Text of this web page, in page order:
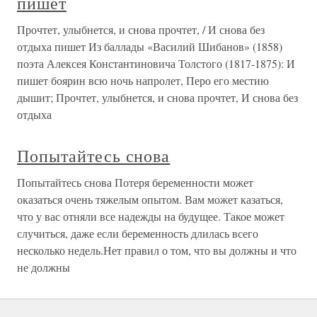
Прочтет, улыбнется, и снова прочтет, / И снова без
отдыха пишет Из баллады «Василий Шибанов» (1858)
поэта Алексея Константиновича Толстого (1817-1875): И
пишет боярин всю ночь напролет, Перо его местию
дышит; Прочтет, улыбнется, и снова прочтет, И снова без
отдыха
Попытайтесь снова
Попытайтесь снова Потеря беременности может
оказаться очень тяжелым опытом. Вам может казаться,
что у вас отняли все надежды на будущее. Такое может
случиться, даже если беременность длилась всего
несколько недель.Нет правил о том, что вы должны и что
не должны